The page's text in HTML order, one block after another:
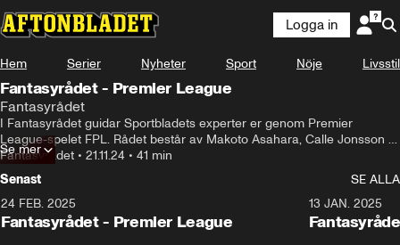
Logga in
Hem Serier Nyheter Sport Nöje Livsstil
Fantasyrådet - Premier League
Fantasyrådet
I Fantasyrådet guidar Sportbladets experter er genom Premier
League-spelet FPL. Rådet består av Makoto Asahara, Calle Jonsson
och Rani Amir. De svarar på era chattfrågor, visar upp sina elvor, tipsar
om måsten, kap och spelare att kränga.
Fantasyrådet • 21.11.24 • 41 min
Se mer
Senast
SE ALLA
24 FEB. 2025
Fantasyrådet - Premier League
13 JAN. 2025